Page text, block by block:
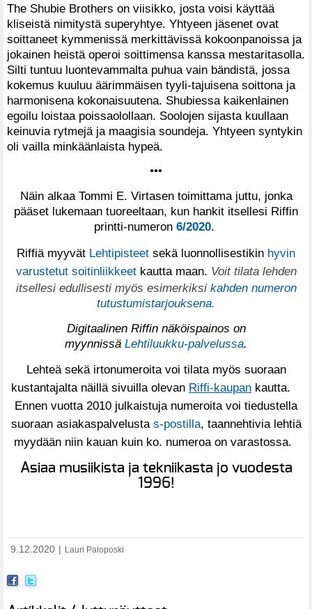
The Shubie Brothers on viisikko, josta voisi käyttää
kliseistä nimitystä superyhtye. Yhtyeen jäsenet ovat
soittaneet kymmenissä merkittävissä kokoonpanoissa ja
jokainen heistä operoi soittimensa kanssa mestaritasolla.
Silti tuntuu luontevammalta puhua vain bändistä, jossa
kokemus kuuluu äärimmäisen tyyli-tajuisena soittona ja
harmonisena kokonaisuutena. Shubiessa kaikenlainen
egoilu loistaa poissaolollaan. Soolojen sijasta kuullaan
keinuvia rytmejä ja maagisia soundeja. Yhtyeen syntykin
oli vailla minkäänlaista hypeä.
•••
Näin alkaa Tommi E. Virtasen toimittama juttu, jonka
pääset lukemaan tuoreeltaan, kun hankit itsellesi Riffin
printti-numeron 6/2020.
Riffiä myyvät Lehtipisteet sekä luonnollisestikin hyvin
varustetut soitinliikkeetkautta maan. Voit tilata lehden
itsellesi edullisesti myös esimerkiksi kahden numeron
tutustumistarjouksena.
Digitaalinen Riffin näköispainos on
myynnissä Lehtiluukku-palvelussa.
Lehteä sekä irtonumeroita voi tilata myös suoraan
kustantajalta näillä sivuilla olevan Riffi-kaupan kautta.
Ennen vuotta 2010 julkaistuja numeroita voi tiedustella
suoraan asiakaspalvelusta s-postilla, taannehtivia lehtiä
myydään niin kauan kuin ko. numeroa on varastossa.
Asiaa musiikista ja tekniikasta jo vuodesta
1996!
9.12.2020 Lauri Paloposki